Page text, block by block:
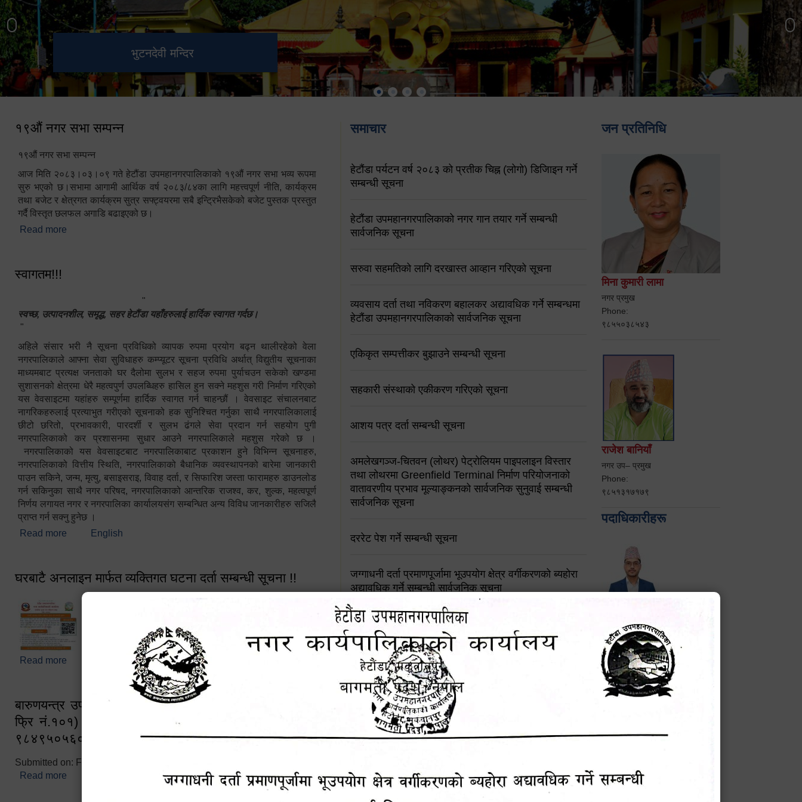
भुटनदेवी मन्दिर
स्मारक
हेटौंडा उपमहानगरपालिका नगर
कार्यपालिकाको कार्यालय
मनकामना डाँडाबाट देखिएको दृश्य
१९औं नगर सभा सम्पन्न
१९औं नगर सभा सम्पन्न
आज मिति २०८३।०३।०९ गते हेटौंडा उपमहानगरपालिकाको १९औं नगर सभा भव्य रूपमा
सुरु भएको छ।सभामा आगामी आर्थिक वर्ष २०८३/८४का लागि महत्त्वपूर्ण नीति, कार्यक्रम
तथा बजेट र क्षेत्रगत कार्यक्रम सुत्र सफ्ट्वयरमा सबै इन्ट्रिभैसकेको बजेट पुस्तक प्रस्तुत
गर्दै विस्तृत छलफल अगाडि बढाइएको छ।
Read more
स्वागतम!!!
"
स्वच्छ, उत्पादनशील, समृद्ध, सहर हेटौंडा यहाँहरुलाई हार्दिक स्वागत गर्दछ।
"
अहिले संसार भरी नै सूचना प्रविधिको व्यापक रुपमा प्रयोग बढ्न थालीरहेको वेला
नगरपालिकाले आफ्ना सेवा सुविधाहरु कम्प्यूटर सूचना प्रविधि अर्थात् विद्युतीय सूचनाका
माध्यमबाट प्रत्यक्ष जनताको घर दैलोमा सुलभ र सहज रुपमा पुर्याचउन सकेको खण्डमा
सुशासनको क्षेत्रमा धेरै महत्वपुर्ण उपलब्धिहरु हासिल हुन सक्ने महशुस गरी निर्माण गरिएको
यस वेवसाइटमा यहांहरु सम्पूर्णमा हार्दिक स्वागत गर्न चाहन्छौं । वेवसाइट संचालनबाट
नागरिकहरुलाई प्रत्याभुत गरीएको सूचनाको हक सुनिश्चित गर्नुका साथै नगरपालिकालाई
छीटो छरितो, प्रभावकारी, पारदर्शी र सुलभ ढंगले सेवा प्रदान गर्न सहयोग पुगी
नगरपालिकाको कर प्रशासनमा सुधार आउने नगरपालिकाले महशुस गरेको छ ।
नगरपालिकाको यस वेवसाइटबाट नगरपालिकाबाट प्रकाशन हुने विभिन्न सूचनाहरु,
नगरपालिकाको वित्तीय स्थिति, नगरपालिकाको बैधानिक व्यवस्थापनको बारेमा जानकारी
पाउन सकिने, जन्म, मृत्यु, बसाइसराइ, विवाह दर्ता, र सिफारिश जस्ता फारामहरु डाउनलोड
गर्न सकिनुका साथै नगर परिषद, नगरपालिकाको आन्तरिक राजश्व, कर, शुल्क, महत्वपूर्ण
निर्णय लगायत नगर र नगरपालिका कार्यालयसंग सम्बन्धित अन्य विविध जानकारीहरु सजिलै
प्राप्त गर्न सक्नु हुनेछ ।
Read more about स्वागतम!!!
English
घरबाटै अनलाइन मार्फत व्यक्तिगत घटना दर्ता सम्बन्धी सूचना !!
Read more about घरबाटै अनलाइन मार्फत व्यक्तिगत घटना दर्ता सम्बन्धी सूचना !!
बारुणयन्त्र उपशाखा इन्चार्जको सम्पर्क नं. ९८४१६४५३५६ (टोल
फ्रि नं.१०१) फोन नं. ०५७-५२०६७७ शव बहान चालकको नं.
९८४९५०५६००
Submitted on: Fri, 02/25/2022 - 10:50
Read more about बारुणयन्त्र उपशाखा इन्चार्जको सम्पर्क नं. ९८४१६४५३५६ (टोल फ्रि
नं.१०१) फोन नं. ०५७-५२०६७७ शव बहान चालकको नं. ९८४९५०५६००
समाचार
हेटौंडा पर्यटन वर्ष २०८३ को प्रतीक चिह्न (लोगो) डिजिाइन गर्ने
सम्बन्धी सूचना
हेटौंडा उपमहानगरपालिकाको नगर गान तयार गर्ने सम्बन्धी
सार्वजनिक सूचना
सरुवा सहमतिको लागि दरखास्त आव्हान गरिएको सूचना
व्यवसाय दर्ता तथा नविकरण बहालकर अद्यावधिक गर्ने सम्बन्धमा
हेटौंडा उपमहानगरपालिकाको सार्वजनिक सूचना
एकिकृत सम्पत्तीकर बुझाउने सम्बन्धी सूचना
सहकारी संस्थाको एकीकरण गरिएको सूचना
आशय पत्र दर्ता सम्बन्धी सूचना
अमलेखगञ्ज-चितवन (लोथर) पेट्रोलियम पाइपलाइन विस्तार
तथा लोथरमा Greenfield Terminal निर्माण परियोजनाको
वातावरणीय प्रभाव मूल्याङ्कनको सार्वजनिक सुनुवाई सम्बन्धी
सार्वजनिक सूचना
दररेट पेश गर्ने सम्बन्धी सूचना
जग्गाधनी दर्ता प्रमाणपूर्जामा भूउपयोग क्षेत्र वर्गीकरणको ब्यहोरा
अद्यावधिक गर्ने सम्बन्धी सार्वजनिक सूचना
आशय पत्र दर्ता सम्बन्धी सूचना
शिक्षक सरुवा सहमतिका लागि दरखास्त आव्हान सम्बन्धी सूचना !
हेटौंडा उपमहानगरपालिकाको सूची दर्ता सम्बन्धी सूचना
चुरियामाई सुरुङको संरक्षण तथा व्यवस्थापनको जिम्मेवारी
पोषाक र परिचयपत्र अनिवार्य लगाउने सम्बन्धमा ।
जन प्रतिनिधि
मिना कुमारी लामा
नगर प्रमुख
Phone:
९८५५०३८५४३
राजेश बानियाँ
नगर उप– प्रमुख
Phone:
९८५१३१७१७९
पदाधिकारीहरू
प्रमुख प्रशासकीय अधिकृत
Phone: 9855010111
सविन न्यौपाने